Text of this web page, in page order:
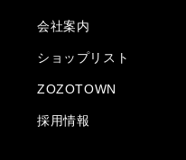
会社案内
ショップリスト
ZOZOTOWN
採用情報